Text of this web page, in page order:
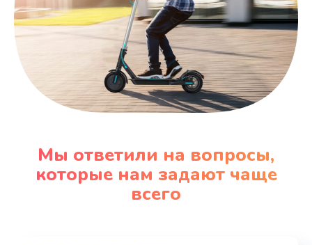
Мы ответили на вопросы,
которые нам задают чаще
всего